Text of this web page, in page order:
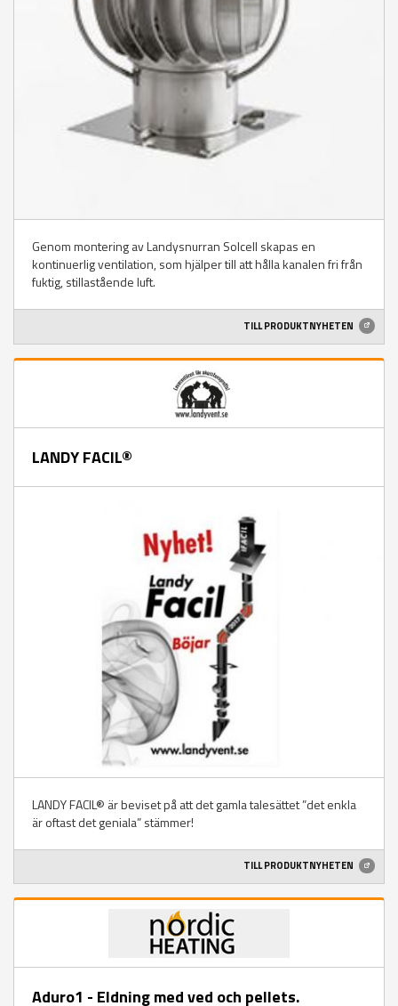
Genom montering av Landysnurran Solcell skapas en
kontinuerlig ventilation, som hjälper till att hålla kanalen fri från
fuktig, stillastående luft.
TILL PRODUKTNYHETEN
LANDY FACIL®
LANDY FACIL® är beviset på att det gamla talesättet ”det enkla
är oftast det geniala” stämmer!
TILL PRODUKTNYHETEN
Aduro1 - Eldning med ved och pellets.